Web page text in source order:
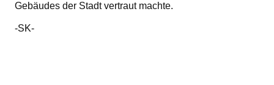
Gebäudes der Stadt vertraut machte.
-SK-